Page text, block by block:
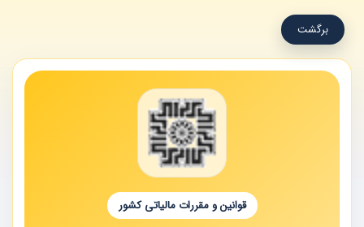
برگشت
قوانین و مقررات مالیاتی کشور